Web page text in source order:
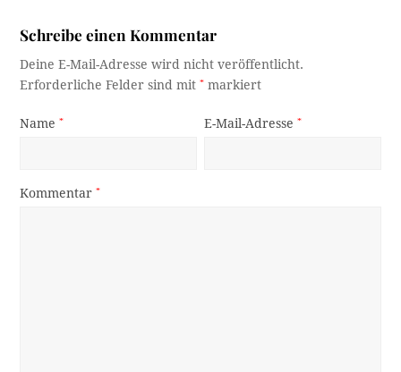
Schreibe einen Kommentar
Deine E-Mail-Adresse wird nicht veröffentlicht.
Erforderliche Felder sind mit* markiert
Name* E-Mail-Adresse*
Kommentar*